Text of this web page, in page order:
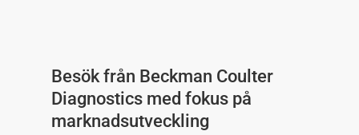
Besök från Beckman Coulter
Diagnostics med fokus på
marknadsutveckling